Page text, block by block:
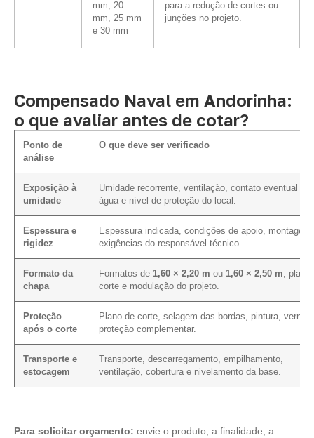
mm, 20
mm, 25 mm
e 30 mm
para a redução de cortes ou
junções no projeto.
Compensado Naval em Andorinha:
o que avaliar antes de cotar?
Ponto de
análise
O que deve ser verificado
Exposição à
umidade
Umidade recorrente, ventilação, contato eventual
água e nível de proteção do local.
Espessura e
rigidez
Espessura indicada, condições de apoio, montagem
exigências do responsável técnico.
Formato da
chapa
Formatos de 1,60 × 2,20 m ou 1,60 × 2,50 m, plano
corte e modulação do projeto.
Proteção
após o corte
Plano de corte, selagem das bordas, pintura, verniz
proteção complementar.
Transporte e
estocagem
Transporte, descarregamento, empilhamento,
ventilação, cobertura e nivelamento da base.
Para solicitar orçamento: envie o produto, a finalidade, a